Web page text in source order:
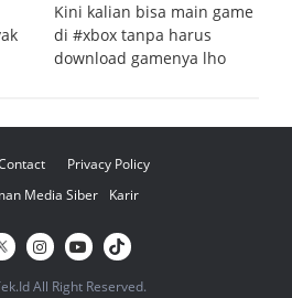
Kini kalian bisa main game
di #xbox tanpa harus
download gamenya lho
Privacy Policy
Media Siber
Karir
All Right Reserved.